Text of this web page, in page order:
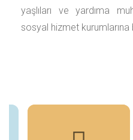
yaşlıları ve yardıma
sosyal hizmet